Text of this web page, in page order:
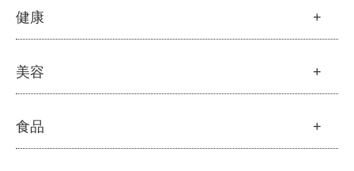
├
└モリンガブライト化粧品
├オリジナルヘアケア
├スマイルシャンプー
├コンデ・トリートメント
├発酵モリンガ
├モリンガブライト化粧品
├
モリンガサプリメント
├スキン＆ボディケア
├
フルボ酸
├フルボ酸 太古の泉
健康
健康
├ミネラル
└健康飲料
美容
美容
├オリジナルスキンケア
食品